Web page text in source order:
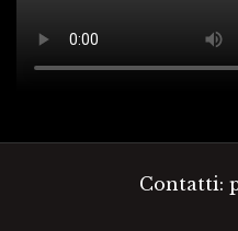
Contatti: